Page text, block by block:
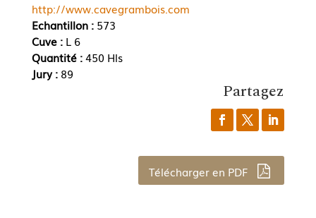
http://www.cavegrambois.com
Echantillon :573
Cuve : L 6
Quantité :450 Hls
Jury : 89
Partagez
Télécharger en PDF